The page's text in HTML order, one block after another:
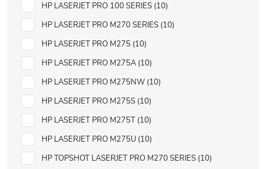
HP LASERJET PRO 100 SERIES 10
HP LASERJET PRO M270 SERIES 10
HP LASERJET PRO M275 10
HP LASERJET PRO M275A 10
HP LASERJET PRO M275NW 10
HP LASERJET PRO M275S 10
HP LASERJET PRO M275T 10
HP LASERJET PRO M275U 10
HP TOPSHOT LASERJET PRO M270 SERIES 10